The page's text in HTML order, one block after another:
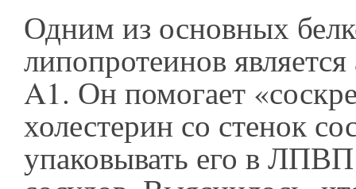
Одним из основных
липопротеинов
A1. Он помогает
холестерин со стенок
упаковывать его в